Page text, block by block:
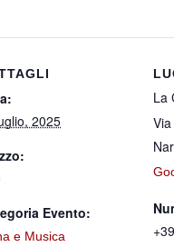
2025
Evento:
e Musica
La